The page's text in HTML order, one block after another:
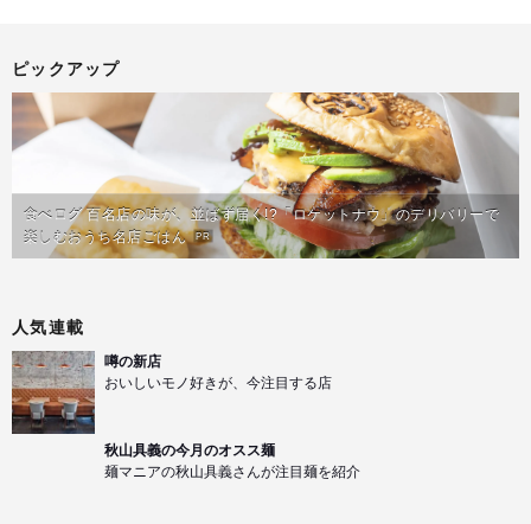
ピックアップ
食べログ 百名店の味が、並ばず届く!?「ロケットナウ」のデリバリーで
楽しむおうち名店ごはん PR
人気連載
噂の新店
おいしいモノ好きが、今注目する店
秋山具義の今月のオスス麺
麺マニアの秋山具義さんが注目麺を紹介